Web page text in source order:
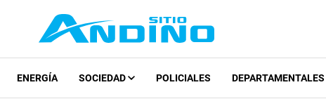
ENERGÍA SOCIEDAD POLICIALES DEPARTAMENTALES